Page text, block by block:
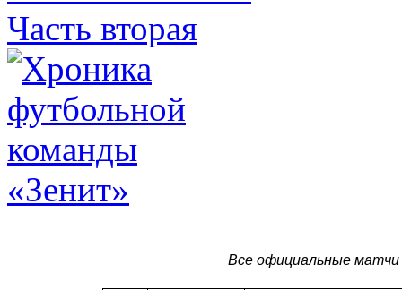
Все официальные